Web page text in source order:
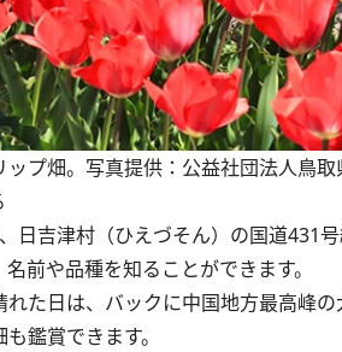
ップ畑。写真提供：公益社団法人鳥取
日吉津村（ひえづそん）の国道431
前や品種を知ることができます。
た日は、バックに中国地方最高峰
鑑賞できます。